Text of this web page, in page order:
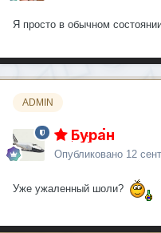
Я просто в обычном
ADMIN
Буран
Опубликовано 12
Уже ужаленный шоли?